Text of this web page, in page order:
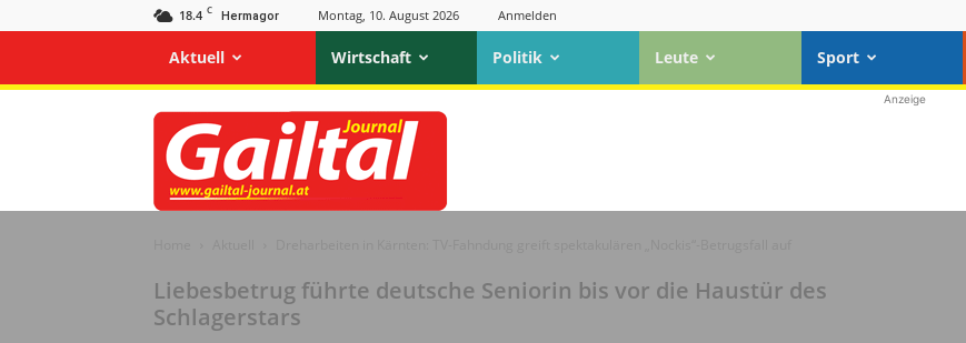
18.4 C Hermagor Montag, 10. August 2026 Anmelden
Aktuell Wirtschaft Politik Leute Sport
Gailtal
Journal
Anzeige
Liebesbetrug führte deutsche Seniorin bis vor die Haustür des
Schlagerstars